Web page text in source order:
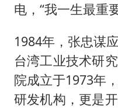
电，“我一生最重
1984年，张忠谋
台湾工业技术研
院成立于1973年
研发机构，更是